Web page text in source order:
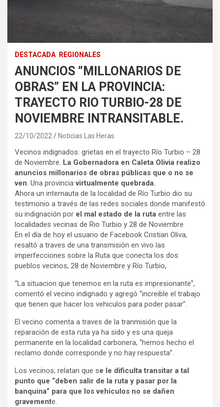
DESTACADA REGIONALES
ANUNCIOS “MILLONARIOS DE
OBRAS” EN LA PROVINCIA:
TRAYECTO RIO TURBIO-28 DE
NOVIEMBRE INTRANSITABLE.
22/10/2022 Noticias Las Heras
Vecinos indignados: grietas en el trayecto Río Turbio – 28
de Noviembre. La Gobernadora en Caleta Olivia realizo
anuncios millonarios de obras públicas que o no se
ven. Una provinciavirtualmente quebrada.
Ahora un internauta de la localidad de Río Turbio dio su
testimonio a través de las redes sociales donde manifestó
su indignación por el mal estado de la ruta entre las
localidades vecinas de Rio Turbio y 28 de Noviembre
En el día de hoy el usuario de Facebook Cristian Oliva,
resaltó a traves de una transmisión en vivo las
imperfecciones sobre la Ruta que conecta los dos
pueblos vecinos, 28 de Noviembre y Río Turbio,
“La situacion que tenemos en la ruta es impresionante”,
comentó el vecino indignado y agregó “increible el trabajo
que tienen que hacer los vehiculos para poder pasar”.
El vecino comenta a traves de la tranmisión que la
reparación de esta ruta ya ha sido y es una queja
permanente en la localidad carbonera, “hemos hecho el
reclamo donde corresponde y no hay respuesta”.
Los vecinos, relatan que se le dificulta transitar a tal
punto que “deben salir de la ruta y pasar por la
banquina” para que los vehículos no se dañen
gravemente.